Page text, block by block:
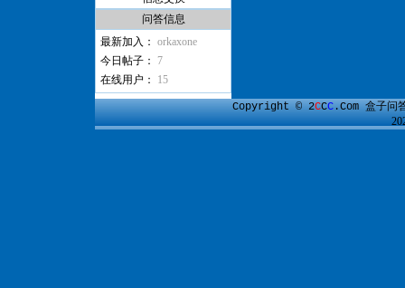
问答信息
最新加入： orkaxone
今日帖子： 7
在线用户： 15
Copyright © 2CCC.Com盒子问